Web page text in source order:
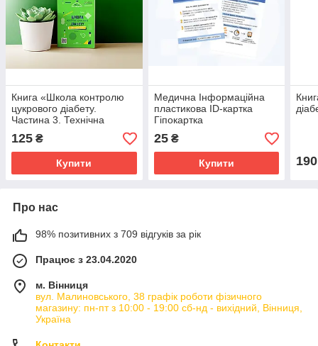
Книга «Школа контролю
цукрового діабету.
Частина 3. Технічна
підтримка»
125 ₴
Купити
Медична Інформаційна
пластикова ID-картка
Гіпокартка
25₴
Купити 190
Про нас
98% позитивних з 709 відгуків за рік
Працює з 23.04.2020
м. Вінниця
вул. Малиновського, 38 графік роботи фізичного
магазину: пн-пт з 10:00 - 19:00 сб-нд - вихідний, Вінниця,
Україна